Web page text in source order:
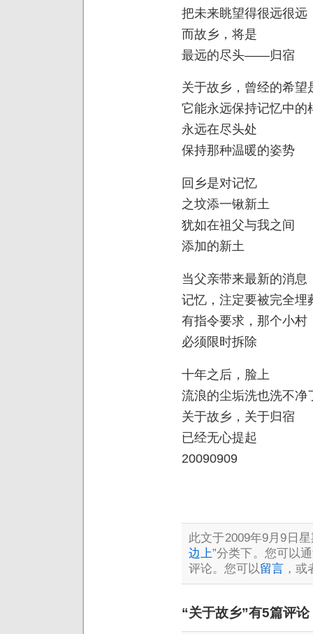
把未来眺望得很远很远
而故乡，将是
最远的尽头——归宿
关于故乡，曾经的希望
它能永远保持记忆中的
永远在尽头处
保持那种温暖的姿势
回乡是对记忆
之坟添一锹新土
犹如在祖父与我之间
添加的新土
当父亲带来最新的消息
记忆，注定要被完全埋
有指令要求，那个小村
必须限时拆除
十年之后，脸上
流浪的尘垢洗也洗不净
关于故乡，关于归宿
已经无心提起
20090909
此文于2009年9月9日
边上”分类下。您可以
评论。您可以留言 ，
“关于故乡”有5篇评论